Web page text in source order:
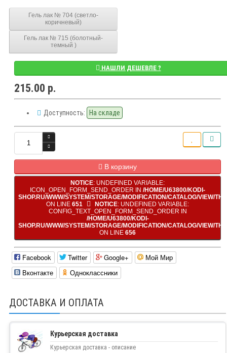
Гель лак № 704 (светло-
коричневый)
Гель лак № 715 (болотный-
темный )
НАШЛИ ДЕШЕВЛЕ ?
215.00 р.
Доступность: На складе
В корзину
NOTICE: UNDEFINED VARIABLE:
ICON_OPEN_FORM_SEND_ORDER IN /HOME/U63800/KODI-
SHOP.RU/WWW/SYSTEM/STORAGE/MODIFICATION/CATALOG/VIEW/
ON LINE 651 NOTICE: UNDEFINED VARIABLE:
CONFIG_TEXT_OPEN_FORM_SEND_ORDER IN
/HOME/U63800/KODI-
SHOP.RU/WWW/SYSTEM/STORAGE/MODIFICATION/CATALOG/VIEW/
ON LINE 656
Facebook Twitter Google+
Мой Мир
Вконтакте
Одноклассники
ДОСТАВКА И ОПЛАТА
Курьерская доставка
Курьерская доставка - описание